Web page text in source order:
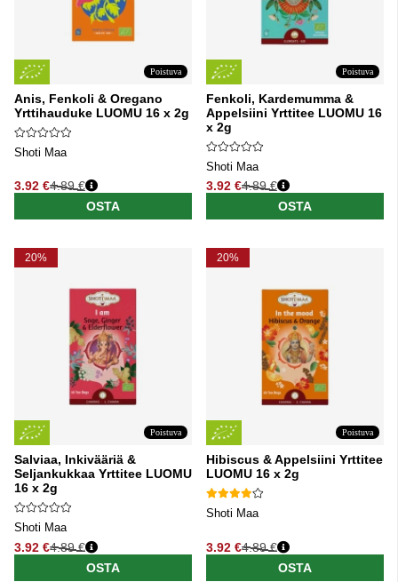
Poistuva
Anis, Fenkoli & Oregano
Yrttihauduke LUOMU 16 x 2g
Shoti Maa
3.92 €
Normaali hinta
4.89 €
OSTA
Poistuva
Fenkoli, Kardemumma &
Appelsiini Yrttitee LUOMU 16
x 2g
Shoti Maa
3.92 €
Normaali hinta
4.89 €
OSTA
20%
Poistuva
Salviaa, Inkivääriä &
Seljankukkaa Yrttitee LUOMU
16 x 2g
Shoti Maa
3.92 €
Normaali hinta
4.89 €
OSTA
20%
Poistuva
Hibiscus & Appelsiini Yrttitee
LUOMU 16 x 2g
Shoti Maa
3.92 €
Normaali hinta
4.89 €
OSTA